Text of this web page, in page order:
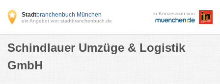
Stadtbranchenbuch München
ein Angebot von stadtbranchenbuch.de
in Konzession von
Schindlauer Umzüge & Logistik
GmbH